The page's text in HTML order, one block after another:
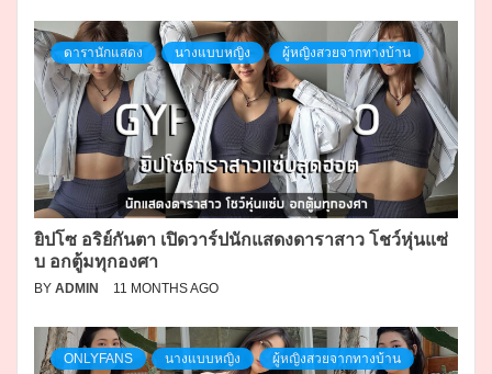
ดารานักแสดง นางแบบหญิง ผู้หญิงสวยจากทางบ้าน
ยิปโซ อริย์กันตา เปิดวาร์ปนักแสดงดาราสาว โชว์หุ่นแซ่
บ อกตู้มทุกองศา
BY ADMIN 11 MONTHS AGO
ONLYFANS นางแบบหญิง ผู้หญิงสวยจากทางบ้าน